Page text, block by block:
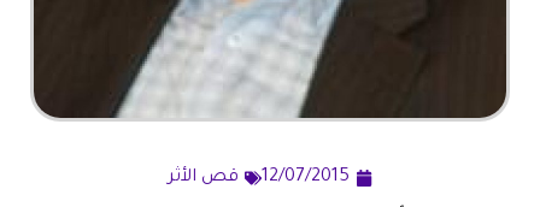
12/07/2015 قص الأثر